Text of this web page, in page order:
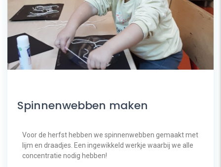
Spinnenwebben maken
Voor de herfst hebben we spinnenwebben gemaakt met
lijm en draadjes. Een ingewikkeld werkje waarbij we alle
concentratie nodig hebben!